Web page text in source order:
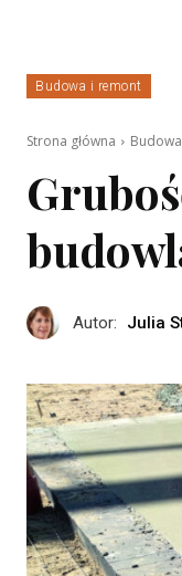
Budowa i remont
Strona główna
Autor: Julia